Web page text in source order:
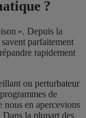
?
». Depuis la
parfaitement
rapidement
ou perturbateur
de
nous en apercevions
Dans la plupart des